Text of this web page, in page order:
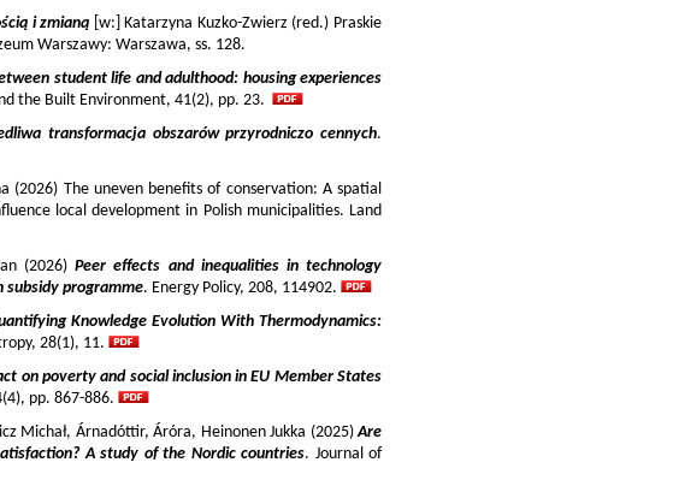
i zmianą [w:] Katarzyna Kuzko-Zwierz (red.) Praskie
Warszawy: Warszawa, ss. 128.
student life and adulthood: housing experiences
the Built Environment, 41(2), pp. 23.
transformacja obszarów przyrodniczo cennych.
(2026) The uneven benefits of conservation: A spatial
local development in Polish municipalities. Land
(2026)Peer effects and inequalities in technology
subsidy programme. Energy Policy, 208, 114902.
Knowledge Evolution With Thermodynamics:
28(1), 11.
on poverty and social inclusion in EU Member States
pp. 867-886.
Michał, Árnadóttir, Áróra, Heinonen Jukka (2025)Are
A study of the Nordic countries. Journal of